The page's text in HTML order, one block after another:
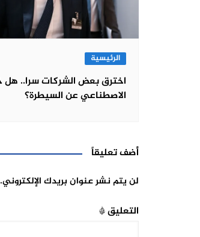
الرئيسية
اخترق بعض الشركات سرا.. هل
الاصطناعي عن السيطرة؟
أضف تعليقاً
لن يتم نشر عنوان بريدك الإلكتروني.
التعليق*